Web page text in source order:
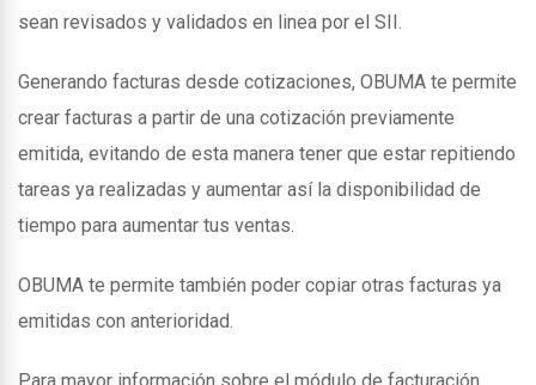
sean revisados y validados en linea por el SII.
Generando facturas desde cotizaciones, OBUMA te permite
crear facturas a partir de una cotización previamente
emitida, evitando de esta manera tener que estar repitiendo
tareas ya realizadas y aumentar así la disponibilidad de
tiempo para aumentar tus ventas.
OBUMA te permite también poder copiar otras facturas ya
emitidas con anterioridad.